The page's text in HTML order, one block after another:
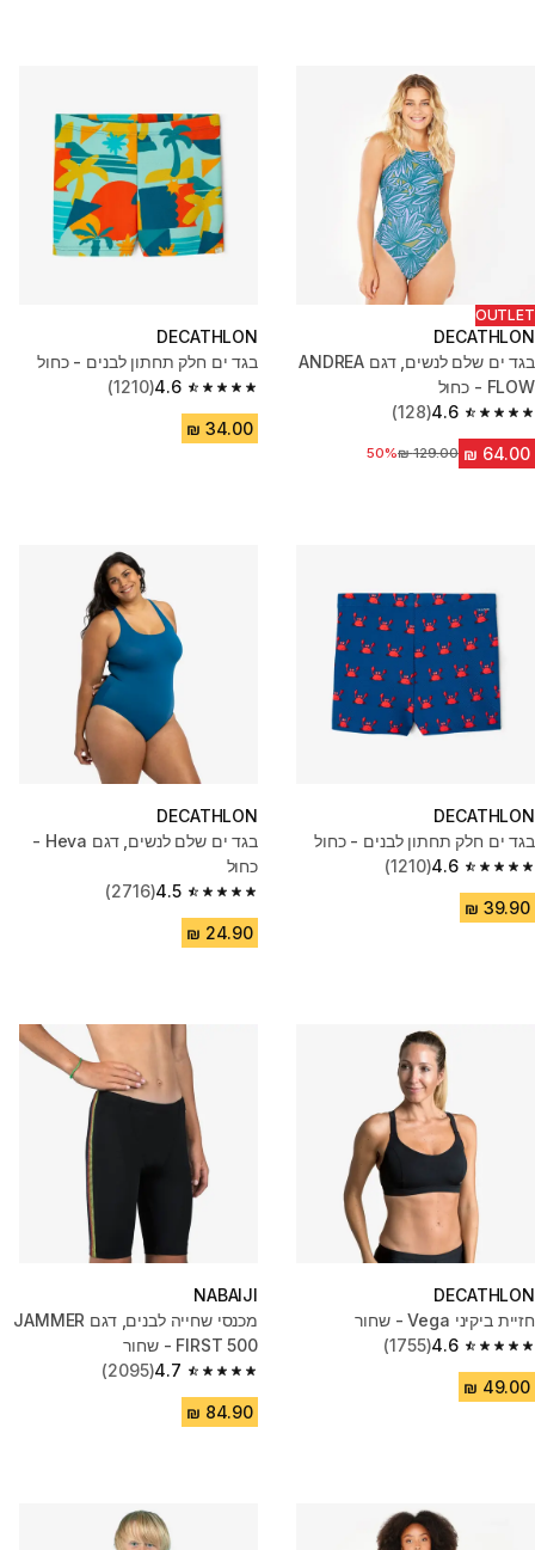
OUTLET
DECATHLON
בגד ים שלם לנשים, דגם ANDREA
FLOW - כחול
4.6
4.6 out of 5 stars from 128 reviews
(128)
מחיר לפני הנחה‏129.00 ₪
50%
DECATHLON
בגד ים חלק תחתון לבנים - כחול
4.6
4.6 out of 5 stars from 1210 reviews
(1210)
DECATHLON
בגד ים חלק תחתון לבנים - כחול
4.6
4.6 out of 5 stars from 1210 reviews
(1210)
DECATHLON
בגד ים שלם לנשים, דגם Heva -
כחול
4.5
4.5 out of 5 stars from 2716 reviews
(2716)
DECATHLON
חזיית ביקיני Vega - שחור
4.6
4.6 out of 5 stars from 1755 reviews
(1755)
NABAIJI
מכנסי שחייה לבנים, דגם JAMMER
FIRST 500 - שחור
4.7
4.7 out of 5 stars from 2095 reviews
(2095)